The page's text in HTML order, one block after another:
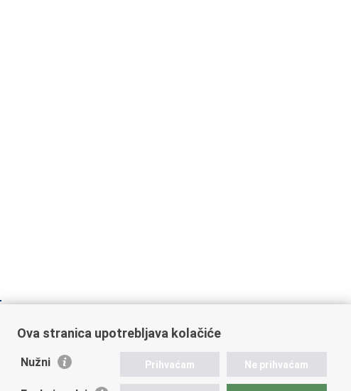
Ova stranica upotrebljava kolačiće
Nužni Prihvaćam Ne prihvaćam